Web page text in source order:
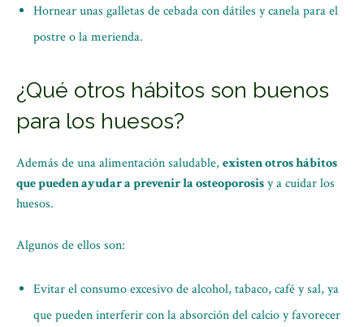
Hornear unas galletas de cebada con dátiles y canela para el
postre o la merienda.
¿Qué otros hábitos son buenos
para los huesos?
Además de una alimentación saludable, existen otros hábitos
que pueden ayudar a prevenir la osteoporosisy a cuidar los
huesos.
Algunos de ellos son:
Evitar el consumo excesivo de alcohol, tabaco, café y sal, ya
que pueden interferir con la absorción del calcio y favorecer